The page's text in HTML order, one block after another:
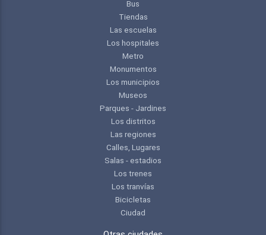
Bus
Tiendas
Las escuelas
Los hospitales
Metro
Monumentos
Los municipios
Museos
Parques - Jardines
Los distritos
Las regiones
Calles, Lugares
Salas - estadios
Los trenes
Los tranvías
Bicicletas
Ciudad